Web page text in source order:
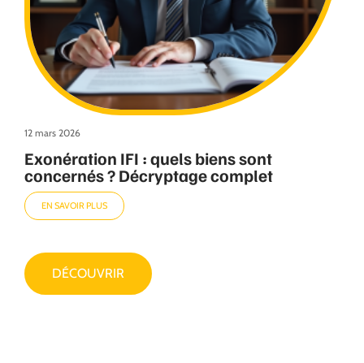
12 mars 2026
Exonération IFI : quels biens sont
concernés ? Décryptage complet
EN SAVOIR PLUS
DÉCOUVRIR